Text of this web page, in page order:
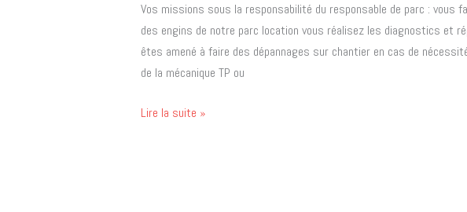
Vos missions sous la responsabilité du responsable de parc : vous
des engins de notre parc location vous réalisez les diagnostics et
êtes amené à faire des dépannages sur chantier en cas de
de la mécanique TP ou
TP
!
Lire la suite »